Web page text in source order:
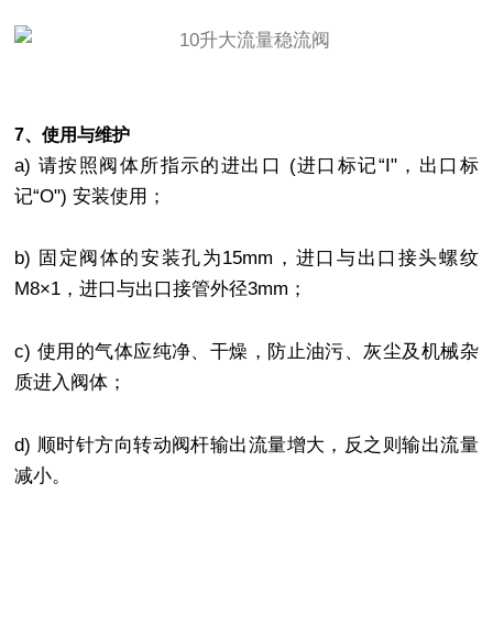
7、使用与维护
a) 请按照阀体所指示的进出口 (进口标记“I"，出口标
记“O") 安装使用；
b) 固定阀体的安装孔为15mm，进口与出口接头螺纹
M8×1，进口与出口接管外径3mm；
c) 使用的气体应纯净、干燥，防止油污、灰尘及机械杂
质进入阀体；
d) 顺时针方向转动阀杆输出流量增大，反之则输出流量
减小。